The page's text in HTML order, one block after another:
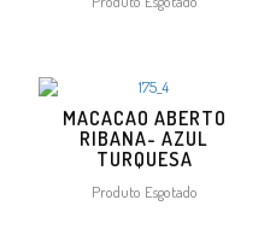
MACACAO ABERTO
RIBANA- AZUL
TURQUESA
Produto Esgotado